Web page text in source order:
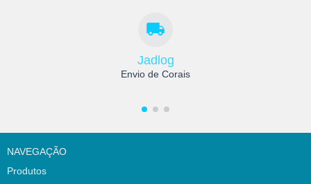
Jadlog
Envio de Corais
NAVEGAÇÃO
Produtos